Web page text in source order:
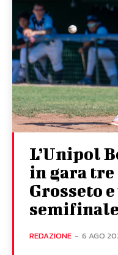
L’Unipol
in gara
Grosseto
REDAZIONE - 6 AGO